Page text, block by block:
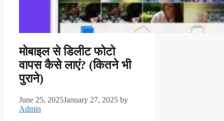
मोबाइल से डिलीट फोटो
वापस कैसे लाएं? (कितने भी
पुराने)
June 25, 2025January 27, 2025 by
Admin